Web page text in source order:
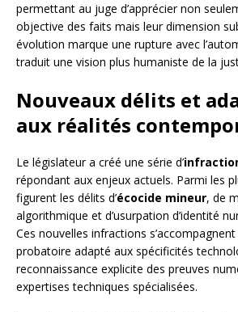
permettant au juge d’apprécier non
objective des faits mais leur dimension
évolution marque une rupture avec
traduit une vision plus humaniste de la
Nouveaux délits et
aux réalités
Le législateur a créé une série d’
répondant aux enjeux actuels. Parmi les
figurent les délits d’écocide mineur, de
algorithmique et d’usurpation d’identité
Ces nouvelles infractions s’accompagnent
probatoire adapté aux spécificités
reconnaissance explicite des preuves
expertises techniques spécialisées.